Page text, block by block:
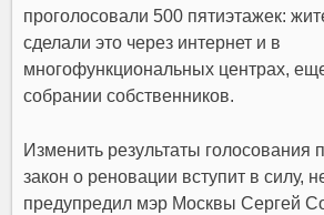
проголосовали 500 пятиэтажек:
сделали это через интернет и в
многофункциональных центрах,
собрании собственников.
Изменить результаты голосования
закон о реновации вступит в силу,
предупредил мэр Москвы Сергей